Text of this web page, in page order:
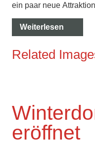
ein paar neue
Weiterlesen
Related
eröffnet